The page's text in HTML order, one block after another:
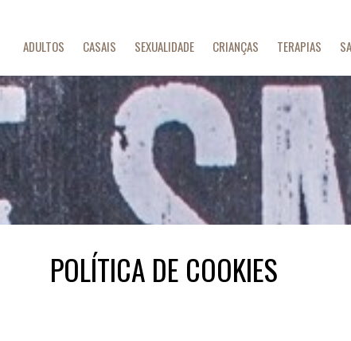
ADULTOS CASAIS SEXUALIDADE CRIANÇAS TERAPIAS
POLÍTICA DE COOKIES